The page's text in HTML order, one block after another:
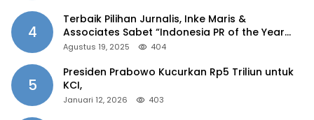
4
Terbaik Pilihan Jurnalis, Inke Maris &
Associates Sabet “Indonesia PR of the Year
2025”
Agustus 19, 2025 404
5
Presiden Prabowo Kucurkan Rp5 Triliun untuk
KCI,
Januari 12, 2026 403